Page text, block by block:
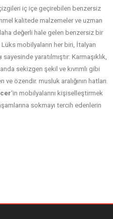
iç içe geçirebilen benzersiz
kalitede malzemeler ve uzman
değerli hale gelen benzersiz bir
mobilyaların her biri, İtalyan
yaratılmıştır: Karmaşıklık,
sekizgen şekil ve kıvrımlı gibi
özendir. musluk aralığının hatları.
‘in mobilyalarını kişiselleştirmek
sokmayı tercih edenlerin